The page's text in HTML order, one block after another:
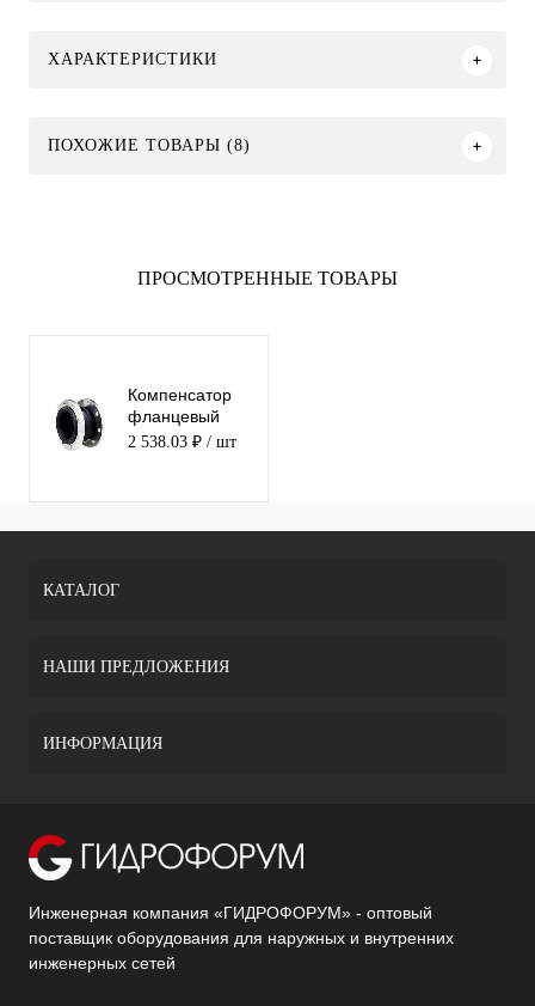
ХАРАКТЕРИСТИКИ
ПОХОЖИЕ ТОВАРЫ (8)
ПРОСМОТРЕННЫЕ ТОВАРЫ
Компенсатор
фланцевый
100 (10/16
2 538.03 ₽ / шт
КАТАЛОГ
НАШИ ПРЕДЛОЖЕНИЯ
ИНФОРМАЦИЯ
Инженерная компания «ГИДРОФОРУМ» - оптовый
поставщик оборудования для наружных и внутренних
инженерных сетей